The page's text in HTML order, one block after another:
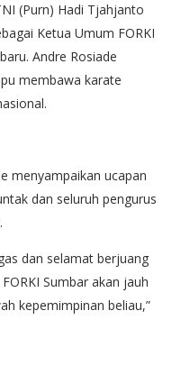
(Purn) Hadi Tjahjanto
Ketua Umum FORKI
Andre Rosiade
membawa karate
menyampaikan ucapan
dan seluruh pengurus
dan selamat berjuang
Sumbar akan jauh
kepemimpinan beliau,”